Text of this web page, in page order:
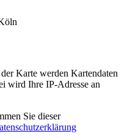
Karte werden Kartendaten
wird Ihre IP-Adresse an
Sie dieser